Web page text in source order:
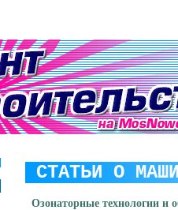
СТАТЬИ О
Озонаторные технологии и